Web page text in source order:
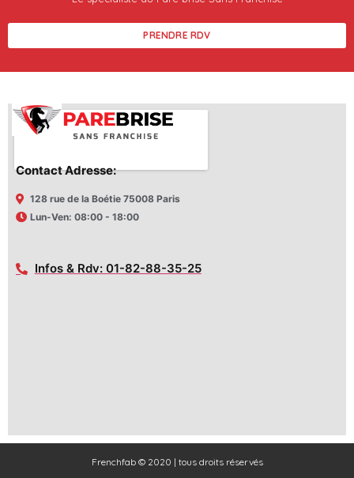
PRENDRE RDV
Contact Adresse:
128 rue de la Boétie 75008 Paris
Lun-Ven: 08:00 - 18:00
Infos & Rdv: 01-82-88-35-25
Frenchfab © 2020 | tous droits réservés